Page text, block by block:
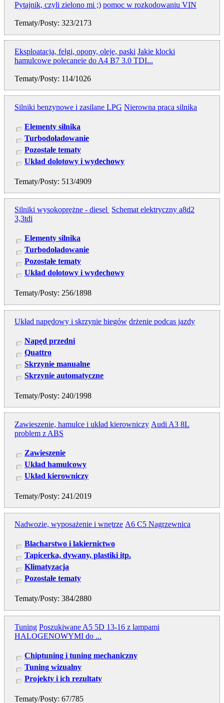
Pytajnik, czyli zielono mi ;) pomoc w rozkodowaniu VIN
Tematy/Posty: 323/2173
Eksploatacja, felgi, opony, oleje, paski Jakie klocki
hamulcowe polecaneie do A4 B7 3.0 TDI...
Tematy/Posty: 114/1026
Silniki benzynowe i zasilane LPG Nierowna praca silnika
Elementy silnika
Turbodoładowanie
Pozostałe tematy
Układ dolotowy i wydechowy
Tematy/Posty: 513/4909
Silniki wysokoprężne - diesel Schemat elektryczny a8d2
3,3tdi
Elementy silnika
Turbodoładowanie
Pozostałe tematy
Układ dolotowy i wydechowy
Tematy/Posty: 256/1898
Układ napędowy i skrzynie biegów drżenie podcas jazdy
Napęd przedni
Quattro
Skrzynie manualne
Skrzynie automatyczne
Tematy/Posty: 240/1998
Zawieszenie, hamulce i układ kierowniczy Audi A3 8L
problem z ABS
Zawieszenie
Układ hamulcowy
Układ kierowniczy
Tematy/Posty: 241/2019
Nadwozie, wyposażenie i wnętrze A6 C5 Nagrzewnica
Blacharstwo i lakiernictwo
Tapicerka, dywany, plastiki itp.
Klimatyzacja
Pozostałe tematy
Tematy/Posty: 384/2880
Tuning Poszukiwane A5 5D 13-16 z lampami
HALOGENOWYMI do ...
Chiptuning i tuning mechaniczny
Tuning wizualny
Projekty i ich rezultaty
Tematy/Posty: 67/785